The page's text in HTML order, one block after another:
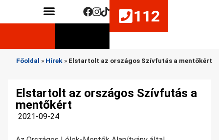
112
Főoldal » Hírek » Elstartolt az országos Szívfutás a mentőkért
Elstartolt az országos Szívfutás a
mentőkért
2021-09-24